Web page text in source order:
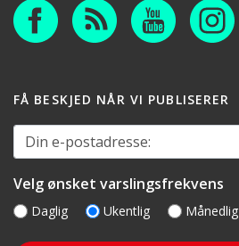
FÅ BESKJED NÅR VI PUBLISERER
Din e-postadresse:
Velg ønsket varslingsfrekvens
Daglig Ukentlig Månedlig